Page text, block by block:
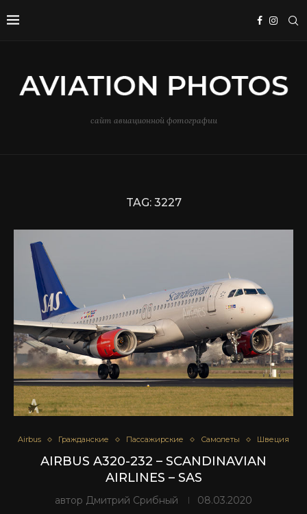
сайт авиационной фотографии
TAG: 3227
Airbus Гражданские Пассажирские Самолеты Швеция
AIRBUS A320-232 – SCANDINAVIAN
AIRLINES – SAS
автор Дмитрий Срибный 08.03.2020